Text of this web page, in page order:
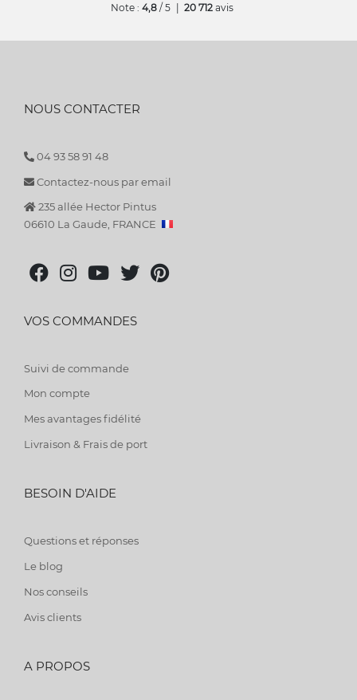
Note : 4,8 / 5 20 712 avis
NOUS CONTACTER
04 93 58 91 48
Contactez-nous par email
235 allée Hector Pintus
06610 La Gaude, FRANCE
VOS COMMANDES
Suivi de commande
Mon compte
Mes avantages fidélité
Livraison & Frais de port
BESOIN D'AIDE
Questions et réponses
Le blog
Nos conseils
Avis clients
A PROPOS